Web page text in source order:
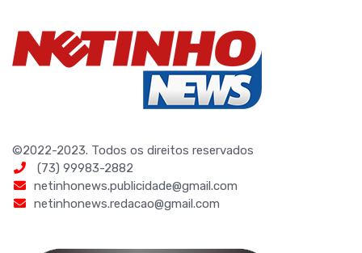
©2022-2023. Todos os direitos reservados
(73) 99983-2882
netinhonews.publicidade@gmail.com
netinhonews.redacao@gmail.com